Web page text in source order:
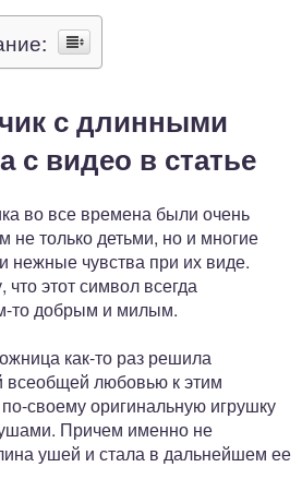
с длинными
с видео в статье
во все времена были очень
не только детьми, но и многие
нежные чувства при их виде.
этот символ всегда
то добрым и милым.
как-то раз решила
всеобщей любовью к этим
своему оригинальную игрушку
Причем именно не
ушей и стала в дальнейшем ее